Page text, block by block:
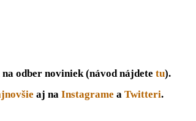
odber noviniek (návod nájdete tu).
aj na Instagrame a Twitteri.